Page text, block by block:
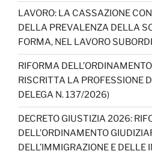
LAVORO: LA CASSAZIONE
DELLA PREVALENZA DELLA
FORMA, NEL LAVORO
RIFORMA
RISCRITTA LA PROFESSIONE
DELEGA N. 137/2026)
DECRETO GIUSTIZIA 2026:
DELL’ORDINAMENTO
DELL’IMMIGRAZIONE E DELLE